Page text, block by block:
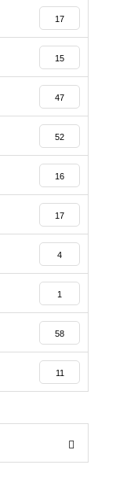
17
15
47
52
16
17
4
1
58
11